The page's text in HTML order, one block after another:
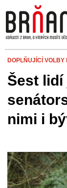
DOPLŇUJÍCÍ VOLBY
Šest
nimi i